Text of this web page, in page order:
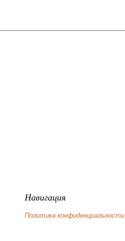
Навигация
Политика конфиденциальности